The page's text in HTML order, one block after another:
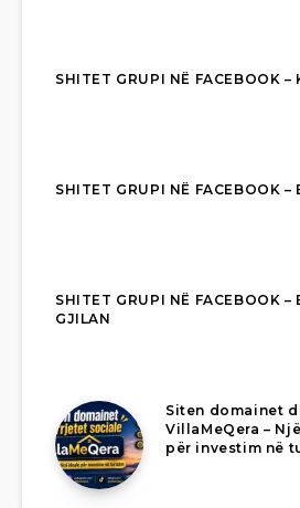
SHITET GRUPI NË FACEBOOK –
SHITET GRUPI NË FACEBOOK –
SHITET GRUPI NË FACEBOOK –
GJILAN
Siten domainet
VillaMeQera –
për investim në